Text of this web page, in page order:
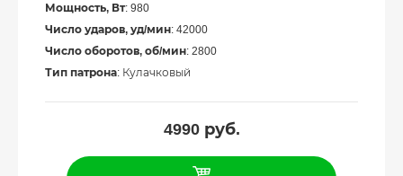
Мощность, Вт: 980
Число ударов, уд/мин: 42000
Число оборотов, об/мин: 2800
Тип патрона: Кулачковый
4990руб.